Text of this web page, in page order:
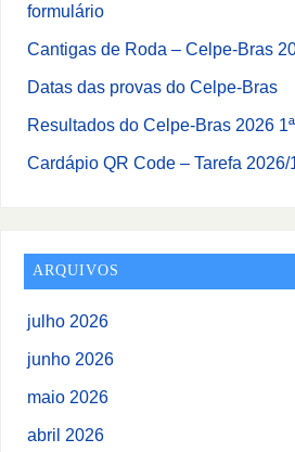
formulário
Cantigas de Roda – Celpe-Bras
Datas das provas do Celpe-Bras
Resultados do Celpe-Bras 2026
Cardápio QR Code – Tarefa 2026/
ARQUIVOS
julho 2026
junho 2026
maio 2026
abril 2026